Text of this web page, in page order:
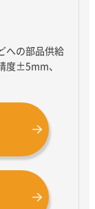
への部品供給
度±5mm、